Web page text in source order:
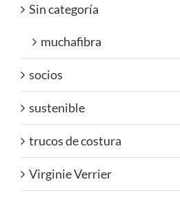
Sin categoría
muchafibra
socios
sustenible
trucos de costura
Virginie Verrier